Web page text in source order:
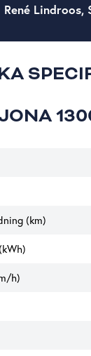
René Lindroos,
(km)
h)